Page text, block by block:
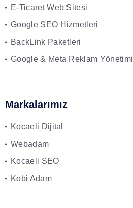
E-Ticaret Web Sitesi
Google SEO Hizmetleri
BackLink Paketleri
Google & Meta Reklam Yönetimi
Markalarımız
Kocaeli Dijital
Webadam
Kocaeli SEO
Kobi Adam